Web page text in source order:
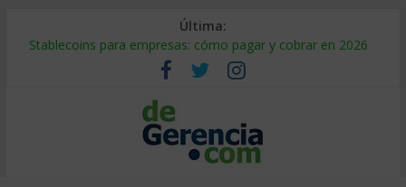
Última:
Stablecoins para empresas: cómo pagar y cobrar en 2026
Despido silencioso: qué es y por qué sale tan caro
IA en selección de personal: cómo auditarla a tiempo
Trabajo forzoso en la cadena de suministro: qué hacer
Mercado hispano de EE. UU.: cómo segmentarlo y venderle